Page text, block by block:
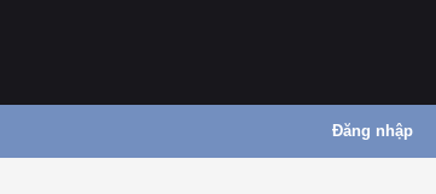
Đăng nhập